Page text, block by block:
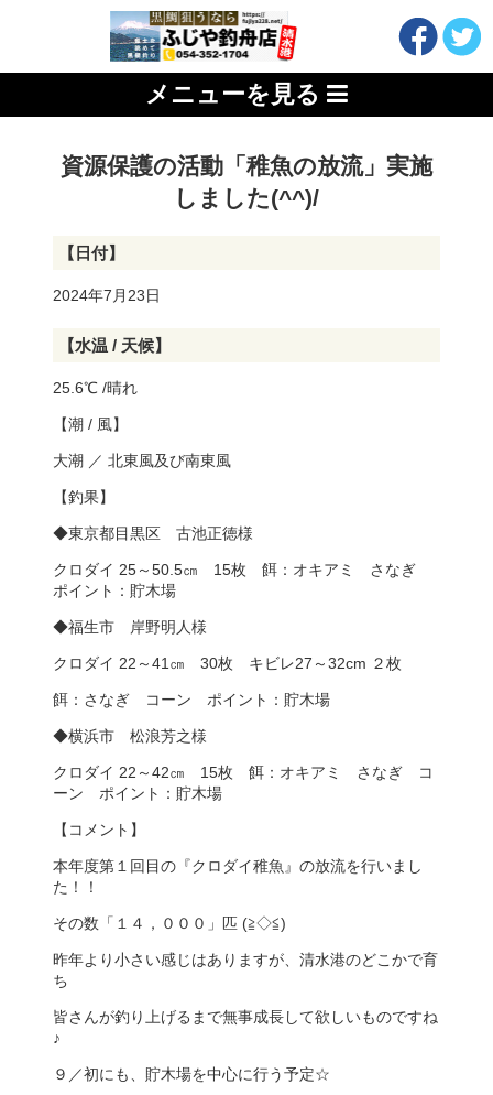
メニューを見る
資源保護の活動「稚魚の放流」実施
しました(^^)/
【日付】
2024年7月23日
【水温 / 天候】
25.6℃ /晴れ
【潮 / 風】
大潮 ／ 北東風及び南東風
【釣果】
◆東京都目黒区 古池正徳様
クロダイ 25～50.5㎝ 15枚 餌：オキアミ さなぎ
ポイント：貯木場
◆福生市 岸野明人様
クロダイ 22～41㎝ 30枚 キビレ27～32cm ２枚
餌：さなぎ コーン ポイント：貯木場
◆横浜市 松浪芳之様
クロダイ 22～42㎝ 15枚 餌：オキアミ さなぎ コ
ーン ポイント：貯木場
【コメント】
本年度第１回目の『クロダイ稚魚』の放流を行いまし
た！！
その数「１４，０００」匹 (≧◇≦)
昨年より小さい感じはありますが、清水港のどこかで育
ち
皆さんが釣り上げるまで無事成長して欲しいものですね
♪
９／初にも、貯木場を中心に行う予定☆